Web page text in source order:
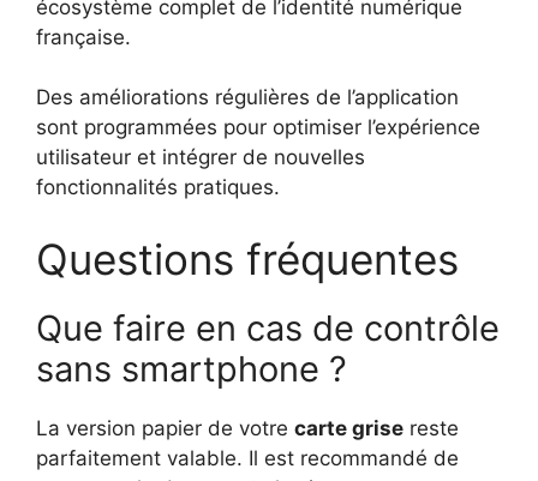
écosystème complet de l’identité numérique
française.
Des améliorations régulières de l’application
sont programmées pour optimiser l’expérience
utilisateur et intégrer de nouvelles
fonctionnalités pratiques.
Questions fréquentes
Que faire en cas de contrôle
sans smartphone ?
La version papier de votre carte grise reste
parfaitement valable. Il est recommandé de